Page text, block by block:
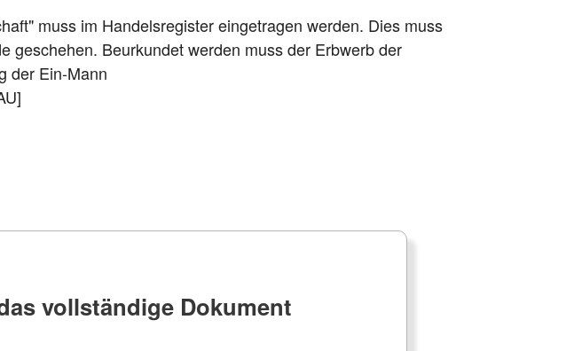
muss im Handelsregister eingetragen werden. Dies muss
geschehen. Beurkundet werden muss der Erbwerb der
der Ein-Mann
vollständige Dokument